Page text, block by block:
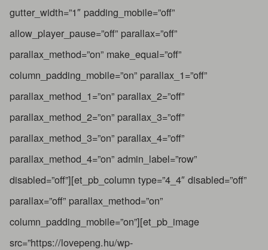
gutter_width=”1″ padding_mobile=”off”
allow_player_pause=”off” parallax=”off”
parallax_method=”on” make_equal=”off”
column_padding_mobile=”on” parallax_1=”off”
parallax_method_1=”on” parallax_2=”off”
parallax_method_2=”on” parallax_3=”off”
parallax_method_3=”on” parallax_4=”off”
parallax_method_4=”on” admin_label=”row”
disabled=”off”][et_pb_column type=”4_4″ disabled=”off”
parallax=”off” parallax_method=”on”
column_padding_mobile=”on”][et_pb_image
src=”https://lovepeng.hu/wp-